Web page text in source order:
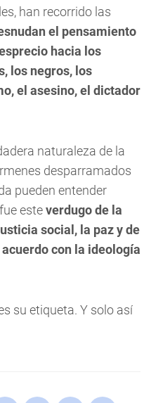
han recorrido las
el pensamiento
hacia los
los negros, los
el asesino, el dictador
naturaleza de la
desparramados
pueden entender
esteverdugo de la
social, la paz y de
con la ideología
su etiqueta. Y solo así